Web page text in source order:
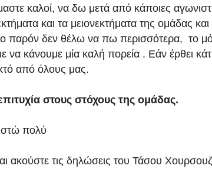
καλοί, να δω μετά από κάποιες
και τα μειονεκτήματα της ομάδας
παρόν δεν θέλω να πω περισσότερα, το
να κάνουμε μία καλή πορεία . Εάν έρθει
από όλους μας.
στους στόχους της ομάδας.
πολύ
ακούστε τις δηλώσεις του Τάσου